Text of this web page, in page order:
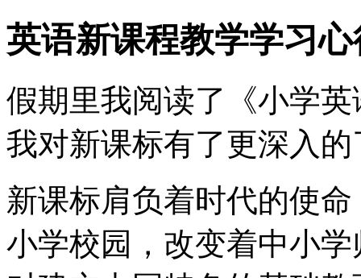
英语新课程教学学习
假期里我阅读了《小学
我对新课标有了更深入的
新课标肩负着时代的使
小学校园，改变着中小